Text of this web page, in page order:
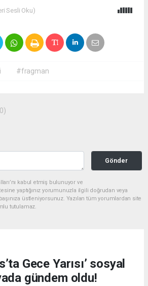
Sesli Oku)
#fragman
Gönder
kabul etmiş bulunuyor ve
yaptığınız yorumunuzla ilgili doğrudan veya
üstleniyorsunuz. Yazılan tüm yorumlardan site
tutulamaz.
Gece Yarısı’ sosyal
gündem oldu!